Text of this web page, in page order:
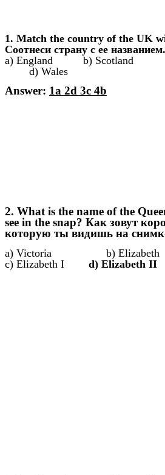
1. Match the country of the UK
Соотнеси страну с ее
a) England b) Scotland c)
d) Wales
Answer: 1a 2d 3c 4b
2. What is the name of the
see in the snap? Как зовут
которую ты видишь на
a) Victoria b) Elizabeth
c) Elizabeth I d) Elizabeth II